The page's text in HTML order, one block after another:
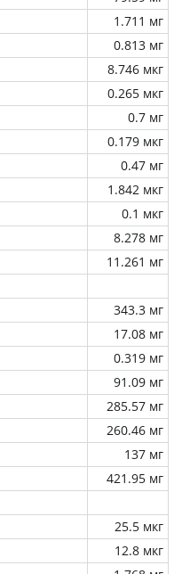
1.711 мг
0.813 мг
8.746 мкг
0.265 мкг
0.7 мг
0.179 мкг
0.47 мг
1.842 мкг
0.1 мкг
8.278 мг
11.261 мг
343.3 мг
17.08 мг
0.319 мг
91.09 мг
285.57 мг
260.46 мг
137 мг
421.95 мг
25.5 мкг
12.8 мкг